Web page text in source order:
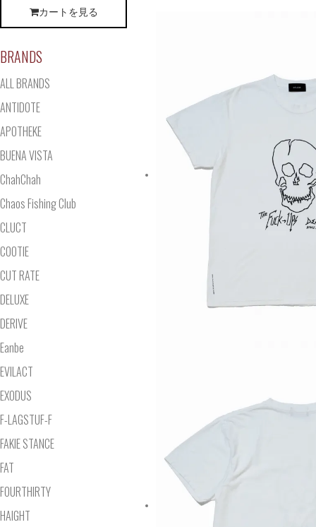
カートを見る
BRANDS
ALL BRANDS
ANTIDOTE
APOTHEKE
BUENA VISTA
ChahChah
Chaos Fishing Club
CLUCT
COOTIE
CUT RATE
DELUXE
DERIVE
Eanbe
EVILACT
EXODUS
F-LAGSTUF-F
FAKIE STANCE
FAT
FOURTHIRTY
HAIGHT